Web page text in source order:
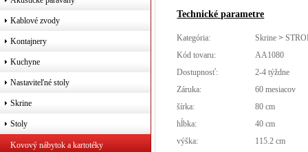
Kablové zvody
Kontajnery
Kuchyne
Nastaviteľné stoly
Skrine
Stoly
Kovový nábytok a kartotéky
Technické parametre
Kategória: Skrine>
Kód tovaru:
AA1080
Dostupnosť:
2-4 týždne
Záruka:
60 mesiacov
šírka:
80 cm
hĺbka:
40 cm
výška:
115.2 cm